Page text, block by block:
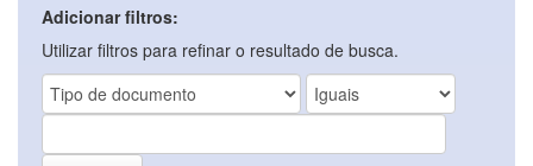
Adicionar filtros:
Utilizar filtros para refinar o resultado de busca.